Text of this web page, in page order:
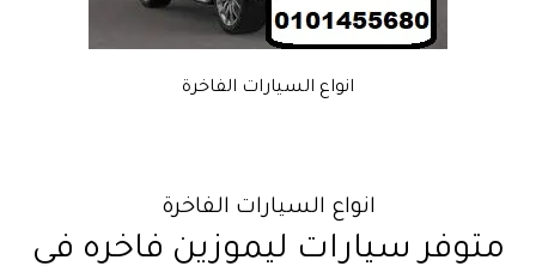
انواع السيارات الفاخرة
انواع السيارات الفاخرة
متوفر سيارات ليموزين فاخره في